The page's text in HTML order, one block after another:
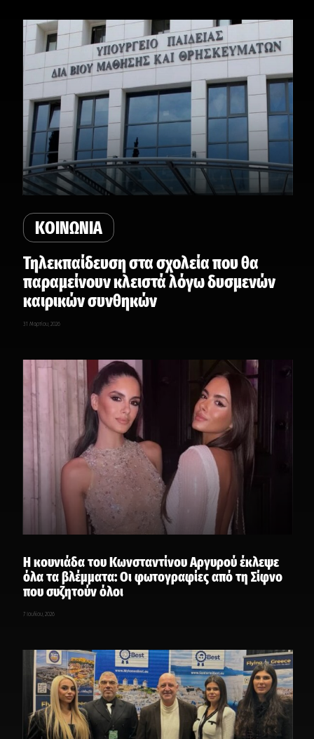
ΚΟΙΝΩΝΙΑ
Τηλεκπαίδευση στα σχολεία που θα
παραμείνουν κλειστά λόγω δυσμενών
καιρικών συνθηκών
31 Μαρτίου, 2026
Η κουνιάδα του Κωνσταντίνου Αργυρού έκλεψε
όλα τα βλέμματα: Οι φωτογραφίες από τη Σίφνο
που συζητούν όλοι
7 Ιουλίου, 2026